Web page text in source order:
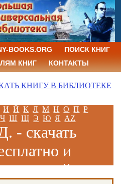
BOOKS.ORG
ПОИСК КНИГ
КНИГ
КОНТАКТЫ
КНИГУ В БИБЛИОТЕКЕ
И Й К Л М Н О П Р
Ч Ш Щ Э Ю Я AZ
- скачать
и
онлайн